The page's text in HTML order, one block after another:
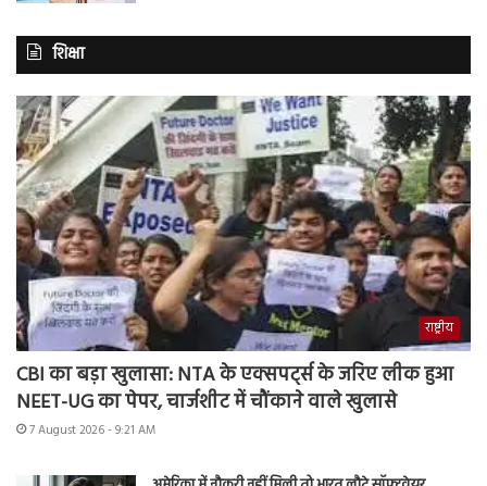
शिक्षा
राष्ट्रीय
CBI का बड़ा खुलासा: NTA के एक्सपर्ट्स के जरिए लीक हुआ
NEET-UG का पेपर, चार्जशीट में चौंकाने वाले खुलासे
7 August 2026 - 9:21 AM